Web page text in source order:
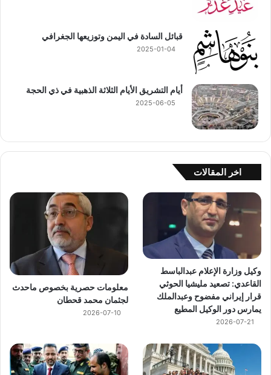
قبائل السادة في اليمن وتوزيعها الجغرافي
2025-01-04
أيام التشريق الأيام الثلاثة الذهبية في ذي الحجة
2025-06-05
اخر المقالات
وكيل وزارة الإعلام عبدالباسط
القاعدي: تصعيد مليشيا الحوثي
قرار إيراني مفضوح وعبدالملك
يمارس دور الوكيل المطيع
2026-07-21
معلومات حصرية بخصوص ماحدث
لجثمان محمد قحطان
2026-07-10